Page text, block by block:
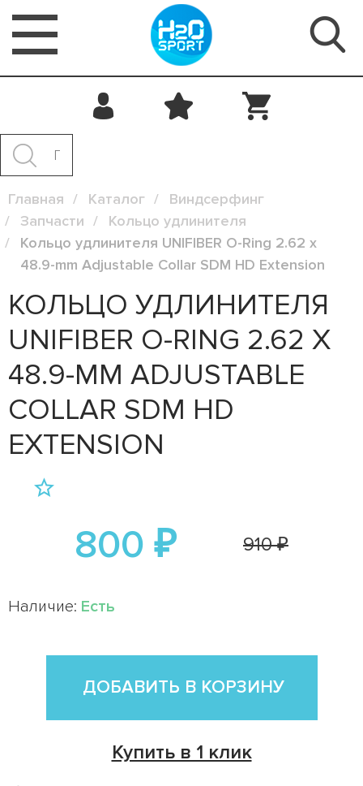
Главная Каталог
Виндсерфинг
Запчасти
Кольцо удлинителя
Кольцо удлинителя UNIFIBER O-Ring 2.62 x
48.9-mm Adjustable Collar SDM HD Extension
КОЛЬЦО УДЛИНИТЕЛЯ
UNIFIBER O-RING 2.62 X
48.9-MM ADJUSTABLE
COLLAR SDM HD
EXTENSION
800 ₽ 910 ₽
Наличие: Есть
ДОБАВИТЬ В КОРЗИНУ
Купить в 1 клик